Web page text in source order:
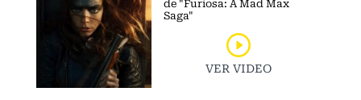
Saga"
VER VIDEO